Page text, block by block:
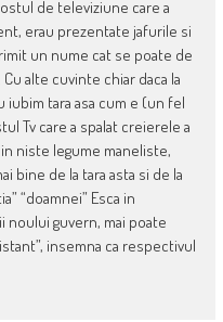
de televiziune care a
erau prezentate jafurile si
un nume cat se poate de
alte cuvinte chiar daca la
tara asa cum e (un fel
Tv care a spalat creierele a
niste legume maneliste,
bine de la tara asta si de la
“doamnei” Esca in
noului guvern, mai poate
insemna ca respectivul